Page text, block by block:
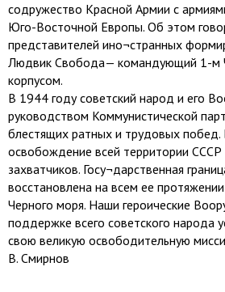
содружество Красной Армии с
Юго-Восточной Европы. Об этом
представителей ино¬странных
Людвик Свобода— командующий 1-м
корпусом.
В 1944 году советский народ и его
руководством Коммунистической
блестящих ратных и трудовых
освобождение всей территории
захватчиков. Госу¬дарственная
восстановлена на всем ее
Черного моря. Наши героические
поддержке всего советского народа
свою великую освободительную
В. Смирнов